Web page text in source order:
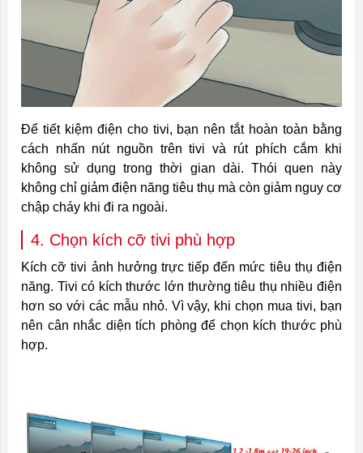
Để tiết kiệm điện cho tivi, bạn nên tắt hoàn toàn bằng
cách nhấn nút nguồn trên tivi và rút phích cắm khi
không sử dụng trong thời gian dài. Thói quen này
không chỉ giảm điện năng tiêu thụ mà còn giảm nguy cơ
chập cháy khi đi ra ngoài.
4. Chọn kích cỡ tivi phù hợp
Kích cỡ tivi ảnh hưởng trực tiếp đến mức tiêu thụ điện
năng. Tivi có kích thước lớn thường tiêu thụ nhiều điện
hơn so với các mẫu nhỏ. Vì vậy, khi chọn mua tivi, bạn
nên cân nhắc diện tích phòng để chọn kích thước phù
hợp.